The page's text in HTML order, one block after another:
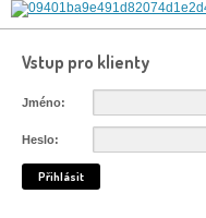
Vstup pro klienty
Jméno:
Heslo:
Přihlásit